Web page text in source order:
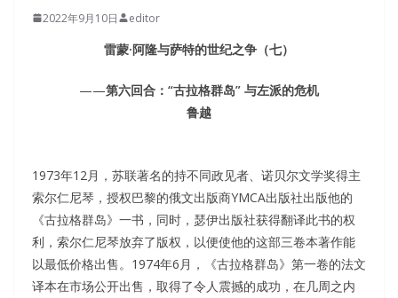
2022年9月10日 editor
雷蒙·阿隆与萨特的世纪之争（七）
——第六回合：“古拉格群岛” 与左派的危机
鲁越
1973年12月，苏联著名的持不同政见者、诺贝尔文学奖得主
索尔仁尼琴，授权巴黎的俄文出版商YMCA出版社出版他的
《古拉格群岛》一书，同时，瑟伊出版社获得翻译此书的权
利，索尔仁尼琴放弃了版权，以便使他的这部三卷本著作能
以最低价格出售。1974年6月，《古拉格群岛》第一卷的法文
译本在市场公开出售，取得了令人震撼的成功，在几周之内